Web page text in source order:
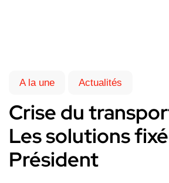
A la une Actualités
Crise du
Les solutions
Président